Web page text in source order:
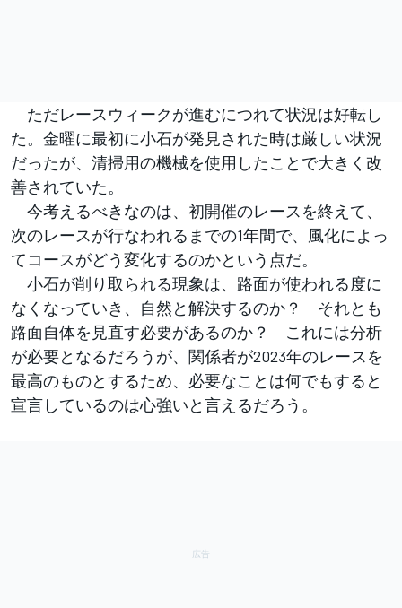
ただレースウィークが進むにつれて状況は好転し
た。金曜に最初に小石が発見された時は厳しい状況
だったが、清掃用の機械を使用したことで大きく改
善されていた。
今考えるべきなのは、初開催のレースを終えて、
次のレースが行なわれるまでの1年間で、風化によっ
てコースがどう変化するのかという点だ。
小石が削り取られる現象は、路面が使われる度に
なくなっていき、自然と解決するのか？ それとも
路面自体を見直す必要があるのか？ これには分析
が必要となるだろうが、関係者が2023年のレースを
最高のものとするため、必要なことは何でもすると
宣言しているのは心強いと言えるだろう。